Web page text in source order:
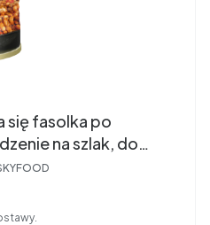
się fasolka po